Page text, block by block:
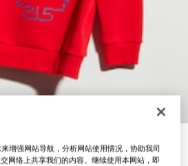
增强网站导航，分析网站使用情况，协助我司
网络上共享我们的内容。继续使用本网站，即